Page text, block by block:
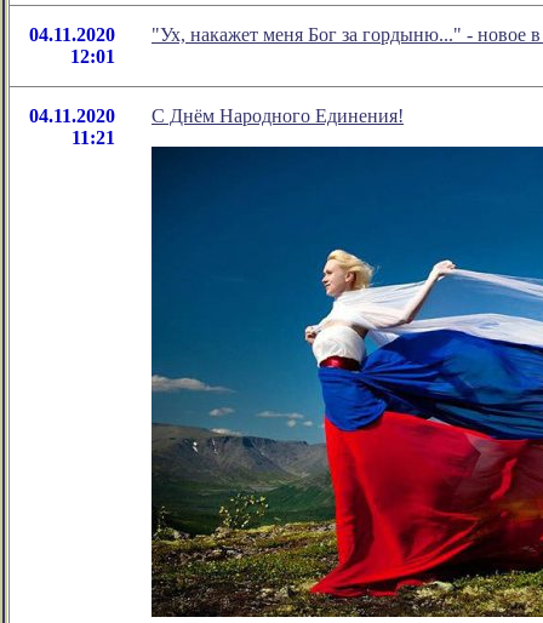
04.11.2020
12:01
"Ух, накажет меня Бог за гордыню..." - новое
04.11.2020
11:21
С Днём Народного Единения!